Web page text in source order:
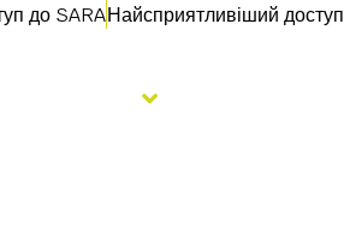
до SARAНайсприятливіший доступ